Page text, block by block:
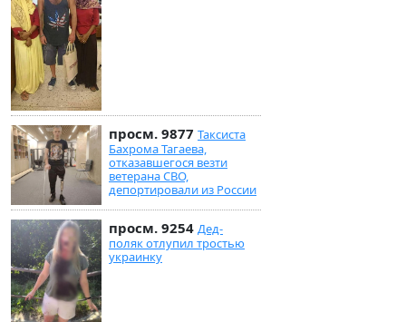
просм. 9877 Таксиста
Бахрома Тагаева,
отказавшегося везти
ветерана СВО,
депортировали из России
просм. 9254 Дед-
поляк отлупил тростью
украинку